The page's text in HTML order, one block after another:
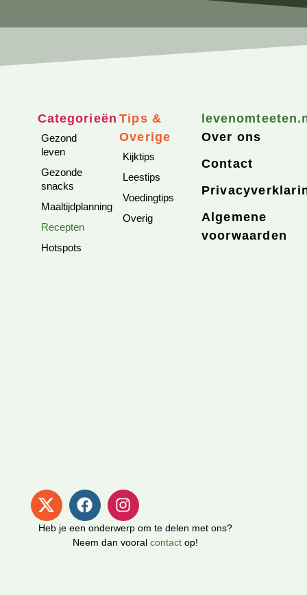
Heb je een onderwerp om te delen met ons?
Neem dan vooral contactop!
Categorieën
Gezond
leven
Gezonde
snacks
Maaltijdplanning
Recepten
Hotspots
Tips &
Overige
Kijktips
Leestips
Voedingtips
Overig
Over ons
Contact
Algemene
voorwaarden